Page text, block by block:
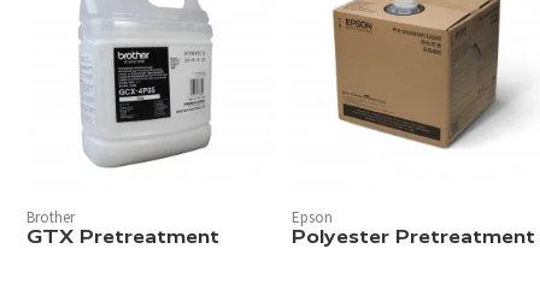
Brother
GTX Pretreatment
Epson
Polyester Pretreatment